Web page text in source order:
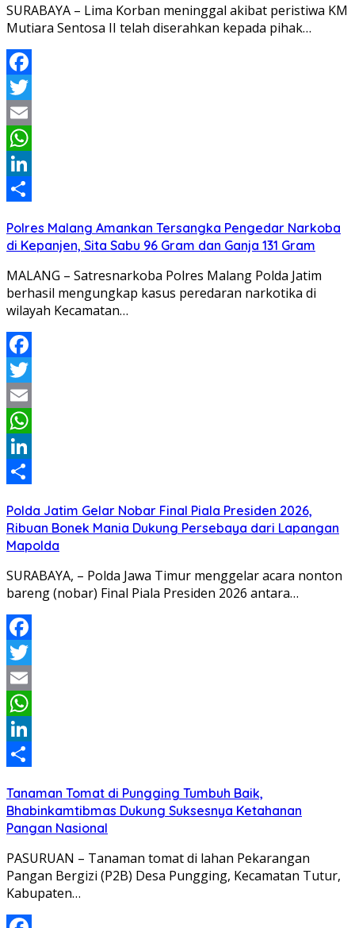
SURABAYA – Lima Korban meninggal akibat peristiwa KM
Mutiara Sentosa II telah diserahkan kepada pihak…
Facebook
Twitter
Email
WhatsApp
LinkedIn
Polres Malang Amankan Tersangka Pengedar Narkoba
di Kepanjen, Sita Sabu 96 Gram dan Ganja 131 Gram
MALANG – Satresnarkoba Polres Malang Polda Jatim
berhasil mengungkap kasus peredaran narkotika di
wilayah Kecamatan…
Facebook
Twitter
Email
WhatsApp
LinkedIn
Polda Jatim Gelar Nobar Final Piala Presiden 2026,
Ribuan Bonek Mania Dukung Persebaya dari Lapangan
Mapolda
SURABAYA, – Polda Jawa Timur menggelar acara nonton
bareng (nobar) Final Piala Presiden 2026 antara…
Facebook
Twitter
Email
WhatsApp
LinkedIn
Tanaman Tomat di Pungging Tumbuh Baik,
Bhabinkamtibmas Dukung Suksesnya Ketahanan
Pangan Nasional
PASURUAN – Tanaman tomat di lahan Pekarangan
Pangan Bergizi (P2B) Desa Pungging, Kecamatan Tutur,
Kabupaten…